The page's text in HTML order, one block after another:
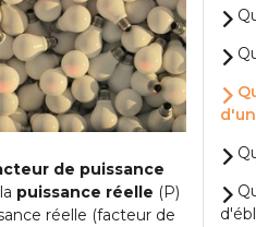
de puissance
puissance réelle (P)
réelle (facteur de